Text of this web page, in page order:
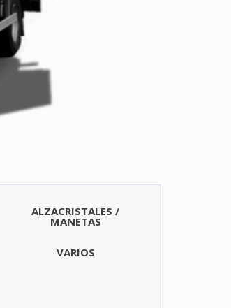
ALZACRISTALES /
MANETAS
VARIOS